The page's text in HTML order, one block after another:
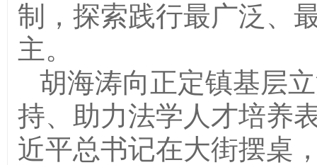
制，探索践行最广泛、
主。
胡海涛向正定镇基层
持、助力法学人才培养
近平总书记在大街摆桌